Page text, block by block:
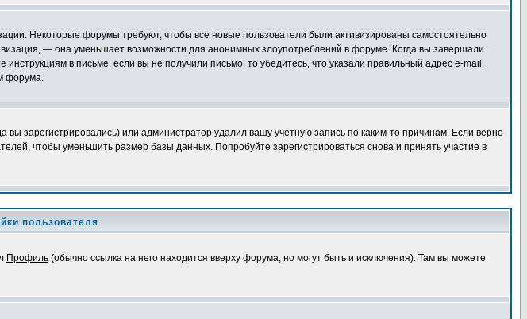
Некоторые форумы требуют, чтобы все новые пользователи были активизированы самостоятельно
— она уменьшает возможности для анонимных злоупотреблений в форуме. Когда вы завершали
в письме, если вы не получили письмо, то убедитесь, что указали правильный адрес e-mail.
форума.
зарегистрировались) или администратор удалил вашу учётную запись по каким-то причинам. Если верно
чтобы уменьшить размер базы данных. Попробуйте зарегистрироваться снова и принять участие в
пользователя
Профиль (обычно ссылка на него находится вверху форума, но могут быть и исключения). Там вы можете